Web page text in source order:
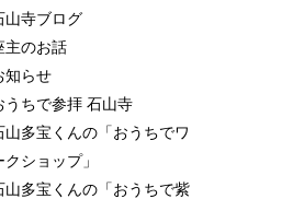
山寺ブログ
主のお話
知らせ
うちで参拝 石山寺
山多宝くんの「おうちでワ
クショップ」
山多宝くんの「おうちで紫